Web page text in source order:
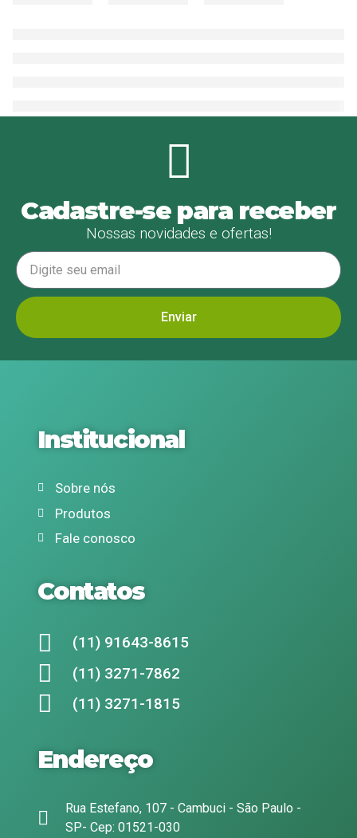
Cadastre-se para receber
Nossas novidades e ofertas!
Enviar
Institucional
Sobre nós
Produtos
Fale conosco
Contatos
(11) 91643-8615
(11) 3271-7862
(11) 3271-1815
Endereço
Rua Estefano, 107 - Cambuci - São Paulo -
SP- Cep: 01521-030